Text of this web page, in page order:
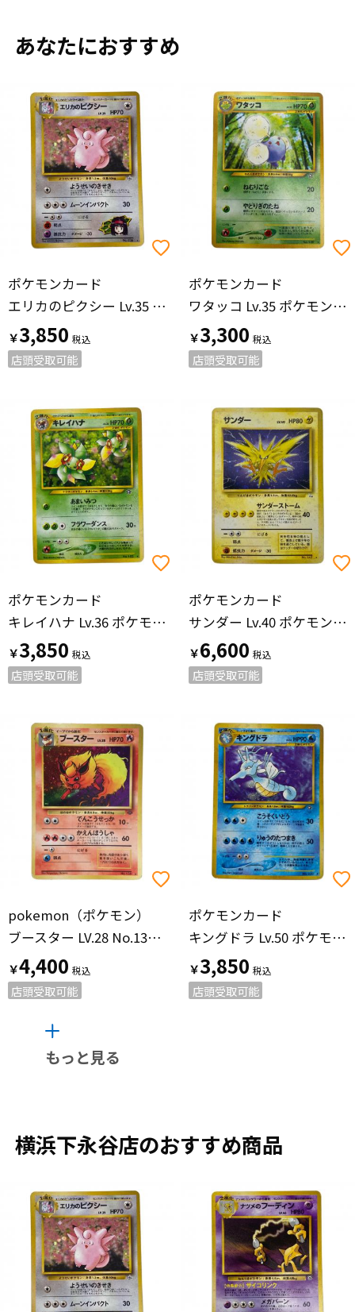
あなたにおすすめ
ポケモンカード
エリカのピクシー Lv.35 ポケモンカード No.036 旧裏面
￥3,850
店頭受取可能
ポケモンカード
ワタッコ Lv.35 ポケモンカード No.189 旧裏面
￥3,300
店頭受取可能
ポケモンカード
キレイハナ Lv.36 ポケモンカード No.182 旧裏面
￥3,850
店頭受取可能
ポケモンカード
サンダー Lv.40 ポケモンカード No.145 旧裏面
￥6,600
店頭受取可能
pokemon（ポケモン）
ブースター LV.28 No.136 ポケモンカード 旧裏面 ★有
￥4,400
店頭受取可能
ポケモンカード
キングドラ Lv.50 ポケモンカード No.230 旧裏面
￥3,850
店頭受取可能
もっと見る
横浜下永谷店のおすすめ商品